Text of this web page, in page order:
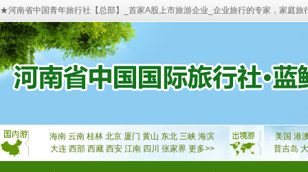
★河南省中国青年旅行社【总部】_首家A股上市旅游企业_企业旅行的专家，家庭旅
海南 云南 桂林 北京 厦门 黄山 东北 三峡 海滨
大连 西部 西藏 西安 江南 四川 张家界 更多>>
美国 港
普吉岛